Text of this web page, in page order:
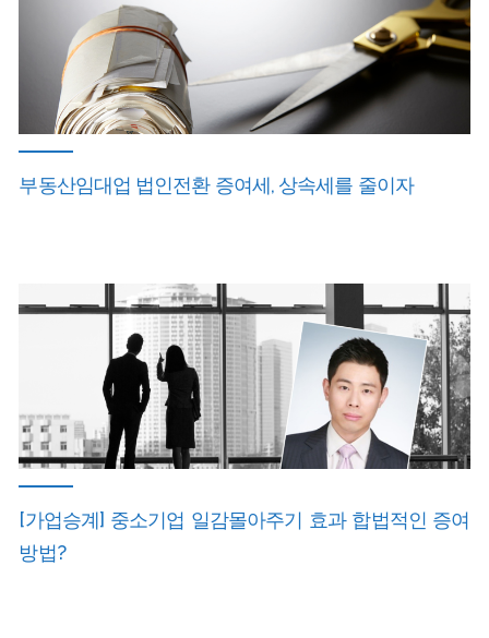
부동산임대업 법인전환 증여세, 상속세를 줄이자
[가업승계] 중소기업 일감몰아주기 효과 합법적인 증여
방법?